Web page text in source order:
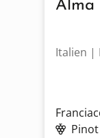
Alma
Italien |